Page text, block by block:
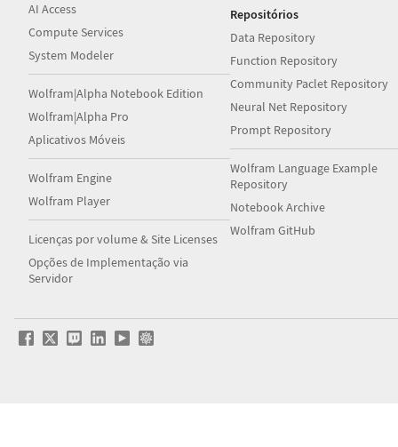
AI Access
Compute Services
System Modeler
Wolfram|Alpha Notebook Edition
Wolfram|Alpha Pro
Aplicativos Móveis
Wolfram Engine
Wolfram Player
Licenças por volume & Site Licenses
Opções de Implementação via
Servidor
Repositórios
Data Repository
Function Repository
Community Paclet Repository
Neural Net Repository
Prompt Repository
Wolfram Language Example
Repository
Notebook Archive
Wolfram GitHub